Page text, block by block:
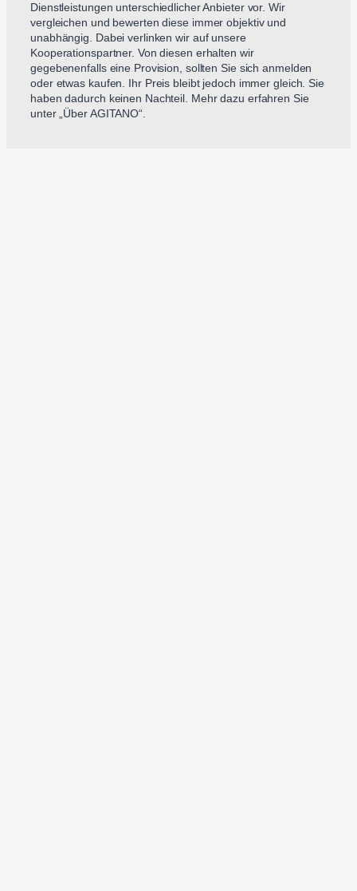
Dienstleistungen unterschiedlicher Anbieter vor. Wir
vergleichen und bewerten diese immer objektiv und
unabhängig. Dabei verlinken wir auf unsere
Kooperationspartner. Von diesen erhalten wir
gegebenenfalls eine Provision, sollten Sie sich anmelden
oder etwas kaufen. Ihr Preis bleibt jedoch immer gleich. Sie
haben dadurch keinen Nachteil. Mehr dazu erfahren Sie
unter „Über AGITANO“.